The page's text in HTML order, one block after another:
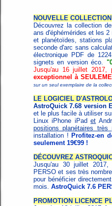
NOUVELLE
Découvrez la collection
ans d'éphémérides et les
et planétoïdes, stations
seconde d'arc sans
électronique PDF de
signets en version éco.
Jusqu'au 16 juillet
exceptionnel à
sur un seul exemplaire de la
LE LOGICIEL
AstroQuick 7.68 version
et le plus facile à utiliser
Linux iPhone iPadet
positions planétaires
installation ! Profitez-en
seulement 19€99 !
DÉCOUVREZ
Jusqu'au 30 juillet 2017,
PERSO et ses très
pour bénéficier
mois. AstroQuick 7.6
PROMOTION LICENCE